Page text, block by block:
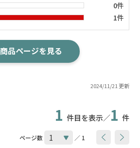
2024/11/21 更新
0件
1件
商品ページを見る
1 件目を表示／1 件
ページ数 ／ 1